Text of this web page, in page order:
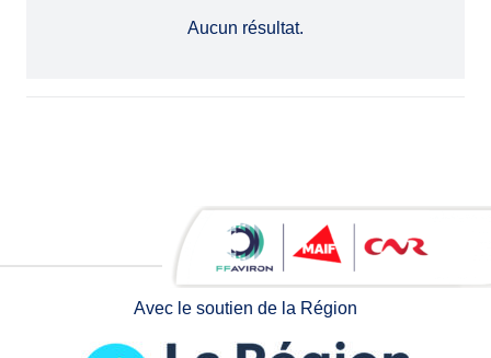
Aucun résultat.
Avec le soutien de la Région